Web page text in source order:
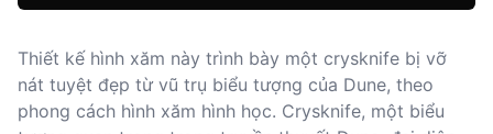
Thiết kế hình xăm này trình bày một crysknife bị vỡ
nát tuyệt đẹp từ vũ trụ biểu tượng của Dune, theo
phong cách hình xăm hình học. Crysknife, một biểu